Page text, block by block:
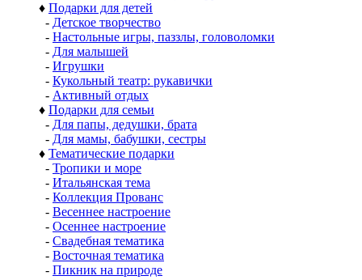
♦ Подарки для детей
- Детское творчество
- Настольные игры, паззлы, головоломки
- Для малышей
- Игрушки
- Кукольный театр: рукавички
- Активный отдых
♦ Подарки для семьи
- Для папы, дедушки, брата
- Для мамы, бабушки, сестры
♦ Тематические подарки
- Тропики и море
- Итальянская тема
- Коллекция Прованс
- Весеннее настроение
- Осеннее настроение
- Свадебная тематика
- Восточная тематика
- Пикник на природе